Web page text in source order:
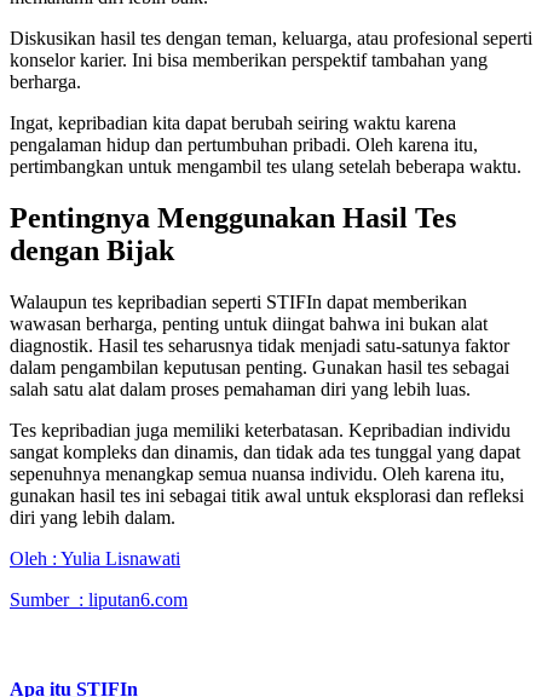
Diskusikan hasil tes dengan teman, keluarga, atau profesional seperti
konselor karier. Ini bisa memberikan perspektif tambahan yang
berharga.
Ingat, kepribadian kita dapat berubah seiring waktu karena
pengalaman hidup dan pertumbuhan pribadi. Oleh karena itu,
pertimbangkan untuk mengambil tes ulang setelah beberapa waktu.
Pentingnya Menggunakan Hasil Tes
dengan Bijak
Walaupun tes kepribadian seperti STIFIn dapat memberikan
wawasan berharga, penting untuk diingat bahwa ini bukan alat
diagnostik. Hasil tes seharusnya tidak menjadi satu-satunya faktor
dalam pengambilan keputusan penting. Gunakan hasil tes sebagai
salah satu alat dalam proses pemahaman diri yang lebih luas.
Tes kepribadian juga memiliki keterbatasan. Kepribadian individu
sangat kompleks dan dinamis, dan tidak ada tes tunggal yang dapat
sepenuhnya menangkap semua nuansa individu. Oleh karena itu,
gunakan hasil tes ini sebagai titik awal untuk eksplorasi dan refleksi
diri yang lebih dalam.
Oleh : Yulia Lisnawati
Sumber : liputan6.com
Apa itu STIFIn